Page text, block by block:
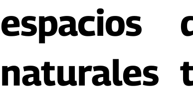
espacios
naturales